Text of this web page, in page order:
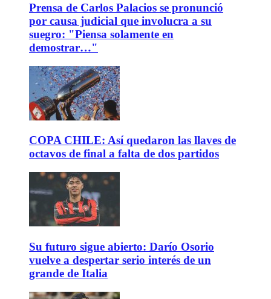
Prensa de Carlos Palacios se pronunció
por causa judicial que involucra a su
suegro: "Piensa solamente en
demostrar…"
COPA CHILE: Así quedaron las llaves de
octavos de final a falta de dos partidos
Su futuro sigue abierto: Darío Osorio
vuelve a despertar serio interés de un
grande de Italia